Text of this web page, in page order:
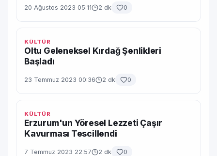
20 Ağustos 2023 05:11 2 dk 0
KÜLTÜR
Oltu Geleneksel Kırdağ Şenlikleri
Başladı
23 Temmuz 2023 00:36 2 dk 0
KÜLTÜR
Erzurum'un Yöresel Lezzeti Çaşır
Kavurması Tescillendi
7 Temmuz 2023 22:57 2 dk 0